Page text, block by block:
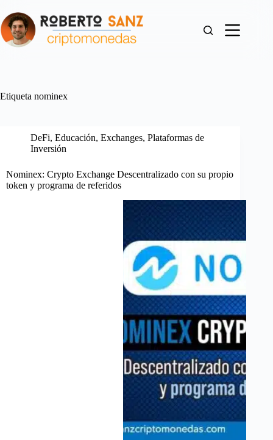
al
contenido
Etiqueta nominex
DeFi, Educación, Exchanges, Plataformas de
Inversión
Nominex: Crypto Exchange Descentralizado con su propio
token y programa de referidos